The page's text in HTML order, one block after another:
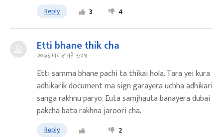
Reply 3 4
Etti bhane thik cha
२०७६ माघ ४ गते ५:०४
Etti samma bhane pachi ta thikai hola. Tara yei kura
adhikarik document ma sign garayera uchha adhikari
sanga rakhnu paryo. Euta samjhauta banayera dubai
pakcha bata rakhna jaroori cha.
Reply 2